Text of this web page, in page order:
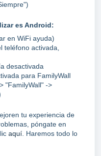
es Android:
en WiFi ayuda)
teléfono activada,
desactivada
para FamilyWall
"FamilyWall" ->
tu experiencia de
póngate en
aquí . Haremos todo lo